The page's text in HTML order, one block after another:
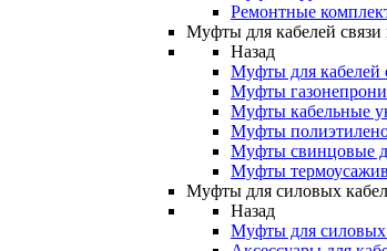
Ремонтные
Муфты для кабелей
Назад
Муфты для кабелей
Муфты
Муфты кабельные
Муфты
Муфты свинцовые
Муфты
Муфты для силовых
Назад
Муфты для силовых